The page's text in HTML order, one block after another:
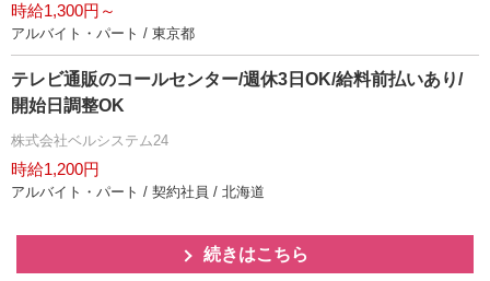
時給1,300円～
アルバイト・パート / 東京都
テレビ通販のコールセンター/週休3日OK/給料前払いあり/
開始日調整OK
株式会社ベルシステム24
時給1,200円
アルバイト・パート / 契約社員 / 北海道
続きはこちら